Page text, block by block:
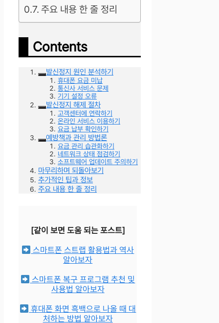
주요 내용 한 줄 정리
Contents
발신정지 원인 분석하기
휴대폰 요금 미납
통신사 서비스 문제
기기 설정 오류
발신정지 해제 절차
고객센터에 연락하기
온라인 서비스 이용하기
요금 납부 확인하기
예방책과 관리 방법론
요금 관리 습관화하기
네트워크 상태 점검하기
소프트웨어 업데이트 주의하기
마무리하며 되돌아보기
추가적인 팁과 정보
주요 내용 한 줄 정리
[같이 보면 도움 되는 포스트]
스마트폰 스트랩 활용법과 역사
알아보자
스마트폰 복구 프로그램 추천 및
사용법 알아보자
휴대폰 화면 흑백으로 나올 때 대
처하는 방법 알아보자